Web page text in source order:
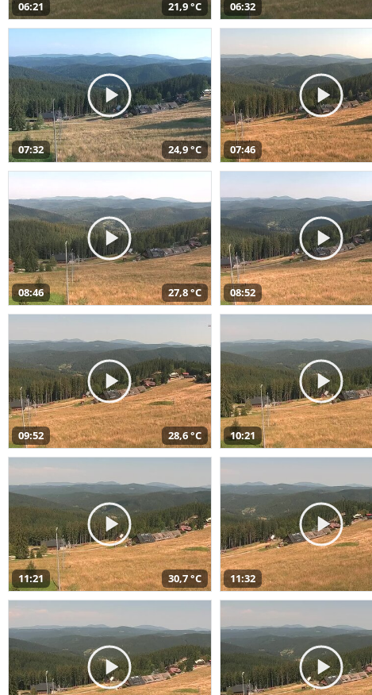
06:21 21,9 °C 06:32
07:32 24,9 °C 07:46
08:46 27,8 °C 08:52
09:52 28,6 °C 10:21
11:21 30,7 °C 11:32